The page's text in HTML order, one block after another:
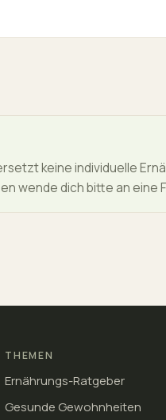
keine individuelle
wende dich bitte an eine
THEMEN
Ernährungs-Ratgeber
Gesunde Gewohnheiten